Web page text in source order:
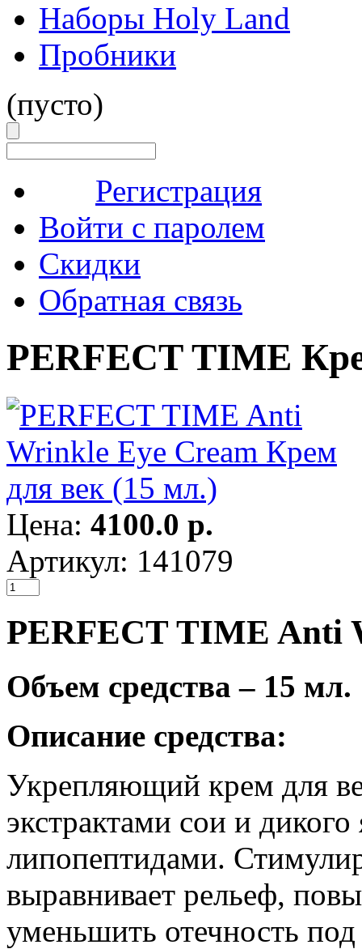
Наборы Holy Land
Пробники
(пусто)
Регистрация
Войти с паролем
Скидки
Обратная связь
PERFECT TIME
Цена: 4100.0 р.
Артикул: 141079
PERFECT TIME Anti
Объем средства – 15 мл.
Описание средства:
Укрепляющий крем для
экстрактами сои и
липопептидами.
выравнивает рельеф,
уменьшить отечность под